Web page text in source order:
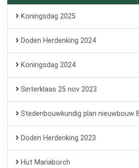
Koningsdag 2025
Doden Herdenking 2024
Koningsdag 2024
Sinterklaas 25 nov 2023
Stedenbouwkundig plan nieuwbouw
Doden Herdenking 2023
Hut Mariaborch